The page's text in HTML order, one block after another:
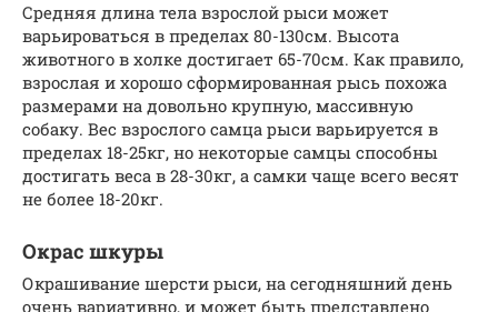
Средняя длина тела взрослой рыси может
варьироваться в пределах 80-130см. Высота
животного в холке достигает 65-70см. Как правило,
взрослая и хорошо сформированная рысь похожа
размерами на довольно крупную, массивную
собаку. Вес взрослого самца рыси варьируется в
пределах 18-25кг, но некоторые самцы способны
достигать веса в 28-30кг, а самки чаще всего весят
не более 18-20кг.
Окрас шкуры
Окрашивание шерсти рыси, на сегодняшний день
очень вариативно, и может быть представлено